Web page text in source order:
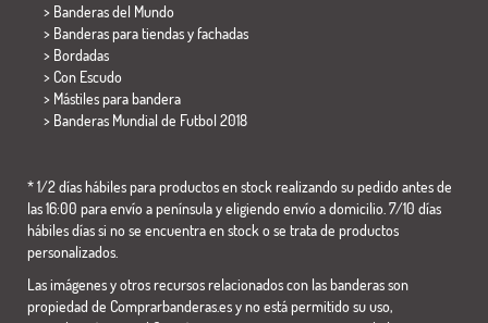
> Banderas del Mundo
> Banderas para tiendas y fachadas
> Bordadas
> Con Escudo
> Mástiles para bandera
> Banderas Mundial de Futbol 2018
* 1/2 días hábiles para productos en stock realizando su pedido antes de
las 16:00 para envío a península y eligiendo envío a domicilio. 7/10 días
hábiles días si no se encuentra en stock o se trata de productos
personalizados.
Las imágenes y otros recursos relacionados con las banderas son
propiedad de Comprarbanderas.es y no está permitido su uso,